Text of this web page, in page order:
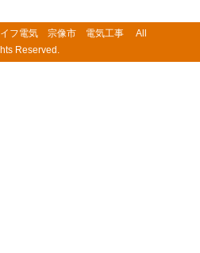
イフ電気 宗像市 電気工事 All
Reserved.